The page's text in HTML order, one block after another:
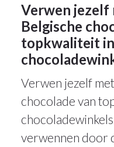
Verwen jezelf
Belgische
topkwaliteit
Verwen jezelf
chocolade van
verwennen door